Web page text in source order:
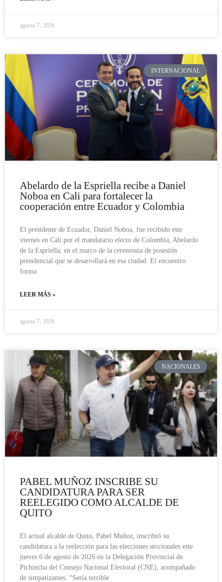
agosto 7, 2026
INTERNACIONAL
Abelardo de la Espriella recibe a Daniel
Noboa en Cali para fortalecer la
cooperación entre Ecuador y Colombia
El presidente de Ecuador, Daniel Noboa, fue recibido este
viernes en Cali por el mandatario electo de Colombia, Abelardo
de la Espriella, en el marco de la ceremonia de posesión
presidencial que se desarrollará en esa ciudad. El encuentro
forma
LEER MÁS »
agosto 7, 2026
NACIONALES
PABEL MUÑOZ INSCRIBE SU
CANDIDATURA PARA SER
REELEGIDO COMO ALCALDE DE
QUITO
El actual alcalde de Quito, Pabel Muñoz, inscribió su
candidatura a la reelección para las elecciones seccionales este
jueves 6 de agosto de 2026 en la Delegación Provincial de
Pichincha del Consejo Nacional Electoral (CNE), acompañado
de simpatizantes. “Sería terrible